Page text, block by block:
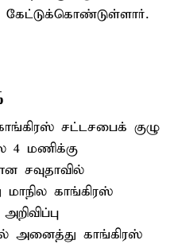
கேட்டுக்கொண்டுள்ளார்.
சட்டசபைக் குழு
4 மணிக்கு
சவுதாவில்
மாநில காங்கிரஸ்
அனைத்து காங்கிரஸ்